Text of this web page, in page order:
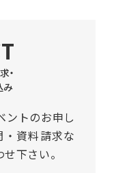
・
み
ントのお申し
資料請求な
下さい。